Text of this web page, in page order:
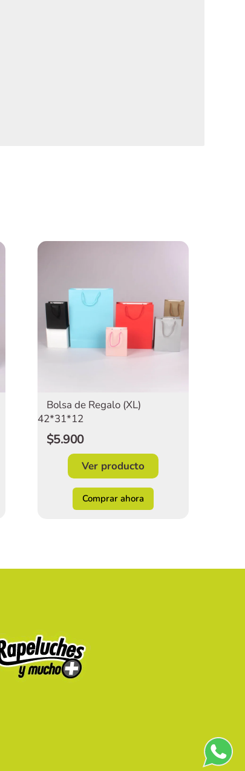
Bolsa de Regalo (XL)
42*31*12
$5.900
Ver producto
Comprar ahora